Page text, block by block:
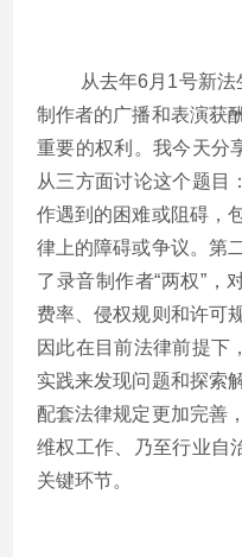
从去年6月1号新法
制作者的广播和表演获
重要的权利。我今天分
从三方面讨论这个题目
作遇到的困难或阻碍，
律上的障碍或争议。第
了录音制作者“两权”，
费率、侵权规则和许可
因此在目前法律前提下
实践来发现问题和探索
配套法律规定更加完善
维权工作、乃至行业自
关键环节。